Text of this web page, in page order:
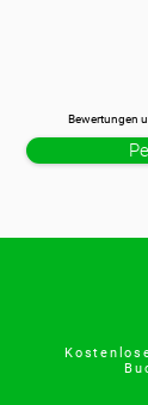
Bewertungen